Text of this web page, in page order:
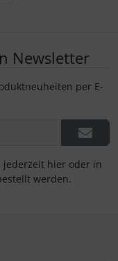
Newsletter
per E-
jederzeit hier oder in
werden.